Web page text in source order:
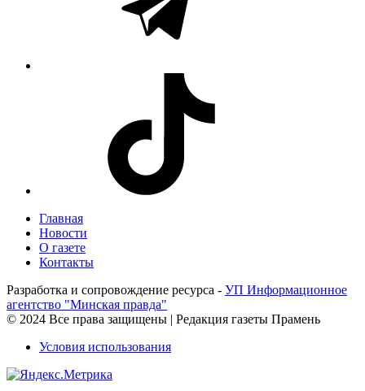
Главная
Новости
О газете
Контакты
Разработка и сопровождение ресурса - УП Информационное
агентство "Минская правда"
© 2024 Все права защищены | Редакция газеты Прамень
Условия использования